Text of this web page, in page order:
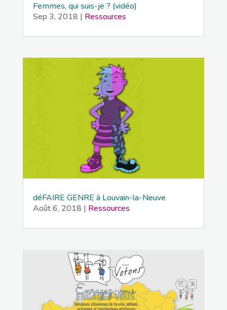
Femmes, qui suis-je ? (vidéo)
Sep 3, 2018 | Ressources
déFAIRE GENRE à Louvain-la-Neuve
Août 6, 2018 | Ressources